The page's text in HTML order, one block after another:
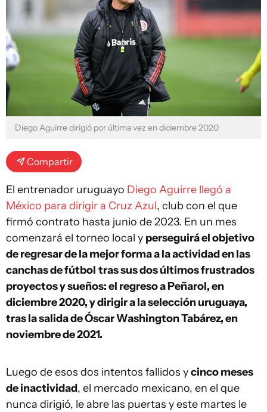
Diego Aguirre dirigió por última vez en diciembre 2020
Compartir
El entrenador uruguayo Diego Aguirre llegó a
México para dirigir a Cruz Azul, club con el que
firmó contrato hasta junio de 2023. En un mes
comenzará el torneo local y perseguirá el objetivo
de regresar de la mejor forma a la actividad en las
canchas de fútbol tras sus dos últimos frustrados
proyectos y sueños: el regreso a Peñarol, en
diciembre 2020, y dirigir a la selección uruguaya,
tras la salida de Óscar Washington Tabárez, en
noviembre de 2021.
Luego de esos dos intentos fallidos ycinco meses
de inactividad, el mercado mexicano, en el que
nunca dirigió, le abre las puertas y este martes le